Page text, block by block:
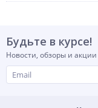
Будьте в курсе!
Новости, обзоры и акции